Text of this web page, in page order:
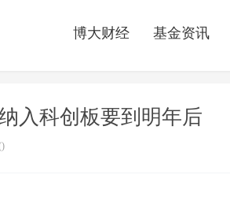
博大财经 基金资讯
入科创板要到明年后
)